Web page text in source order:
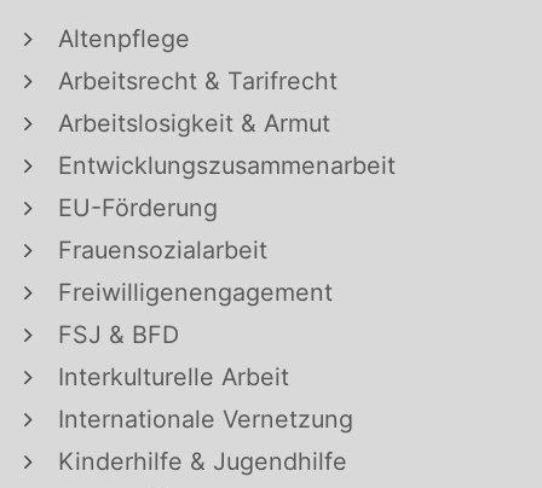
Altenpflege
Arbeitsrecht & Tarifrecht
Arbeitslosigkeit & Armut
Entwicklungszusammenarbeit
EU-Förderung
Frauensozialarbeit
Freiwilligenengagement
FSJ & BFD
Interkulturelle Arbeit
Internationale Vernetzung
Kinderhilfe & Jugendhilfe